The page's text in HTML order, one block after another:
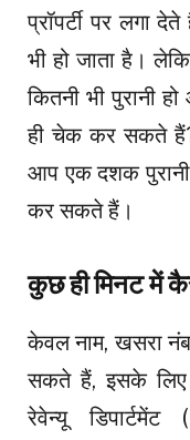
प्रॉपर्टी पर लगा
भी हो जाता है।
कितनी भी पुरानी
ही चेक कर सकते
आप एक दशक पुरानी
कर सकते हैं।
कुछ ही मिनट में
केवल नाम, खसरा
सकते हैं, इसके
रेवेन्यू